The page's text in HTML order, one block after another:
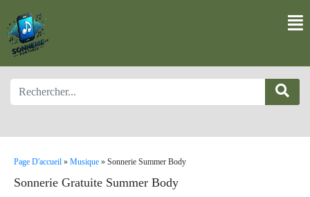
Page D'accueil » Musique » Sonnerie Summer Body
Sonnerie Gratuite Summer Body